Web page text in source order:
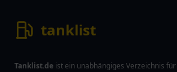
tanklist
Tanklist.de ist ein unabhängiges Verzeichnis für